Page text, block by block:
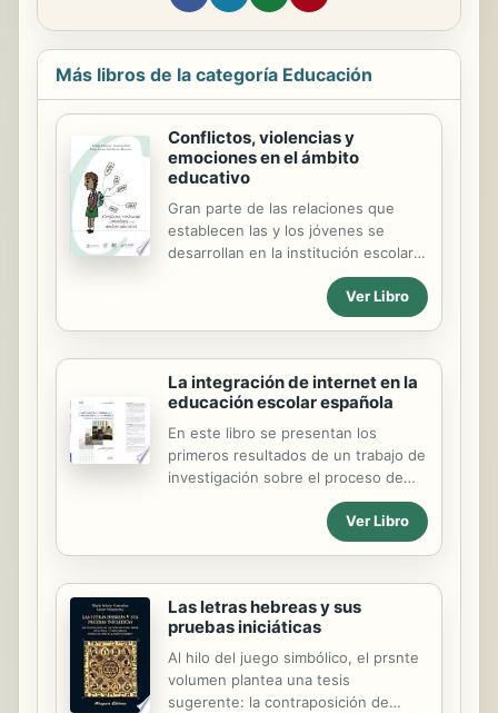
Más libros de la categoría Educación
Conflictos, violencias y
emociones en el ámbito
educativo
Gran parte de las relaciones que
establecen las y los jóvenes se
desarrollan en la institución escolar,
como espacio de sociabilidad de alta
significatividad. Es por ello que se
torna imprescindible que la escuela
estudiantes puedan canalizar estas
emociones de dolor. Es tarea de las y
los adultos brindar espacios donde
se sientan escuchados y logren
encontrar otras vías mediante las
cuales tramitar el daño emocional
experiencias que atraviesan las y los
jóvenes permite comprender las
Ver Libro
La integración de internet en la
educación escolar española
En este libro se presentan los
primeros resultados de un trabajo de
investigación sobre el proceso de
incorporación de las TIC en la
educación, basado en los datos y las
opiniones que han facilitado los
profesores y directores. La
información recogida nos
proporciona una visión amplia y
exhaustiva sobre cómo utilizan las
TIC los integrantes de la comunidad
escolar en sus prácticas educativas.
Ver Libro
Las letras hebreas y sus
pruebas iniciáticas
Al hilo del juego simbólico, el prsnte
volumen plantea una tesis
sugerente: la contraposición de